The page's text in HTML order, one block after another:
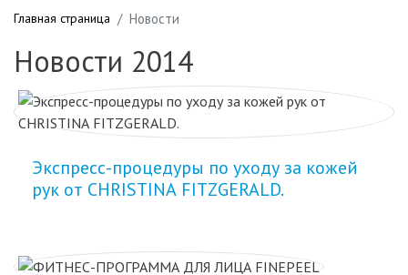
Главная страница Новости
Новости 2014
Экспресс-процедуры по уходу за кожей
рук от CHRISTINА FITZGERALD.